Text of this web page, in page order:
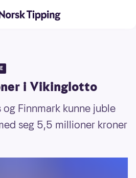
i Vikinglotto
og Finnmark kunne juble
seg 5,5 millioner kroner